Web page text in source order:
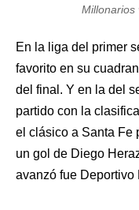
Millonarios
En la liga del primer
favorito en su
del final. Y en la del
partido con la
el clásico a Santa Fe
un gol de Diego
avanzó fue Deportivo